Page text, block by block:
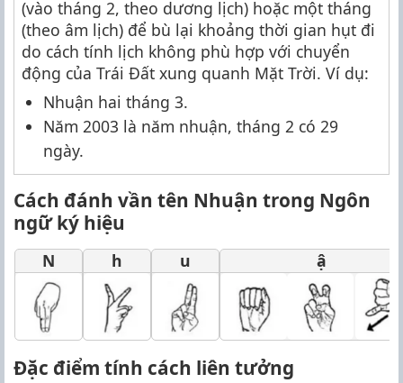
(vào tháng 2, theo dương lịch) hoặc một tháng
(theo âm lịch) để bù lại khoảng thời gian hụt đi
do cách tính lịch không phù hợp với chuyển
động của Trái Đất xung quanh Mặt Trời. Ví dụ:
Nhuận hai tháng 3.
Năm 2003 là năm nhuận, tháng 2 có 29
ngày.
Cách đánh vần tên Nhuận trong Ngôn
ngữ ký hiệu
N h u ậ
Đặc điểm tính cách liên tưởng